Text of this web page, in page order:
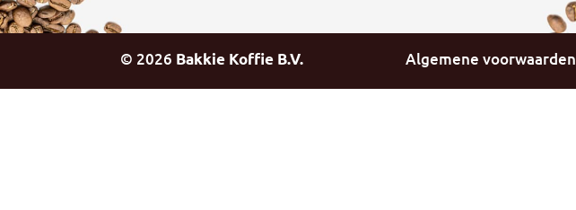
© 2026 Bakkie Koffie B.V. Algemene voorwaarden